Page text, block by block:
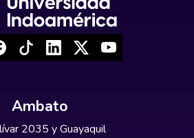
Ambato
2035 y Guayaquil